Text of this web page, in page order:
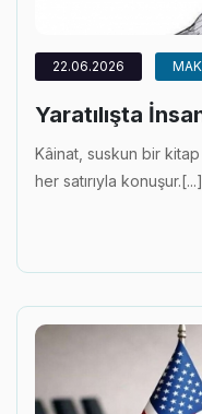
22.06.2026
Yaratılışta
Kâinat, suskun bir
her satırıyla konuşur.[...]